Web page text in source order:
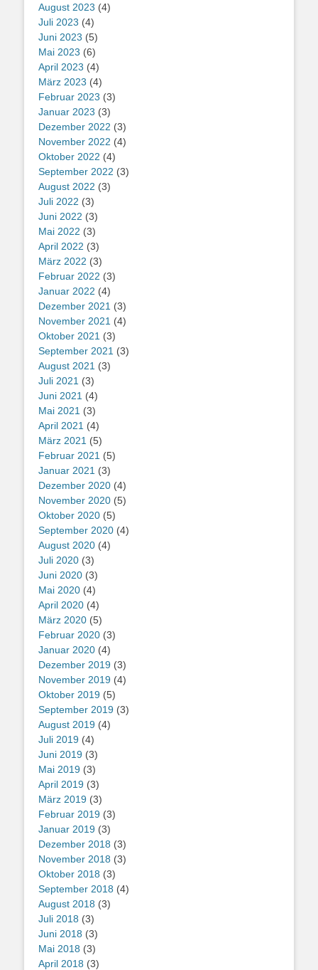
August 2023 (4)
Juli 2023 (4)
Juni 2023 (5)
Mai 2023 (6)
April 2023 (4)
März 2023 (4)
Februar 2023 (3)
Januar 2023 (3)
Dezember 2022 (3)
November 2022 (4)
Oktober 2022 (4)
September 2022 (3)
August 2022 (3)
Juli 2022 (3)
Juni 2022 (3)
Mai 2022 (3)
April 2022 (3)
März 2022 (3)
Februar 2022 (3)
Januar 2022 (4)
Dezember 2021 (3)
November 2021 (4)
Oktober 2021 (3)
September 2021 (3)
August 2021 (3)
Juli 2021 (3)
Juni 2021 (4)
Mai 2021 (3)
April 2021 (4)
März 2021 (5)
Februar 2021 (5)
Januar 2021 (3)
Dezember 2020 (4)
November 2020 (5)
Oktober 2020 (5)
September 2020 (4)
August 2020 (4)
Juli 2020 (3)
Juni 2020 (3)
Mai 2020 (4)
April 2020 (4)
März 2020 (5)
Februar 2020 (3)
Januar 2020 (4)
Dezember 2019 (3)
November 2019 (4)
Oktober 2019 (5)
September 2019 (3)
August 2019 (4)
Juli 2019 (4)
Juni 2019 (3)
Mai 2019 (3)
April 2019 (3)
März 2019 (3)
Februar 2019 (3)
Januar 2019 (3)
Dezember 2018 (3)
November 2018 (3)
Oktober 2018 (3)
September 2018 (4)
August 2018 (3)
Juli 2018 (3)
Juni 2018 (3)
Mai 2018 (3)
April 2018 (3)